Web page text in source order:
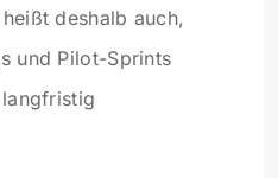
heißt deshalb auch,
und Pilot-Sprints